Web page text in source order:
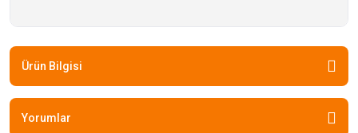
Ürün Bilgisi
Yorumlar